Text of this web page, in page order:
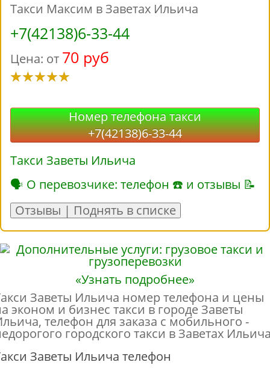
Такси Максим в Заветах Ильича
+7(42138)6-33-44
Цена: от 70 руб
Номер телефона такси
+7(42138)6-33-44
Такси Заветы Ильича
🗣 О перевозчике: телефон ☎ и отзывы 📝
Отзывы | Поднять в списке
«Узнать подробнее»
Заветы Ильича номер телефона и цены
эконом и бизнес такси в городе Заветы
телефон для заказа с мобильного -
городского такси в Заветах
Заветы Ильича телефон